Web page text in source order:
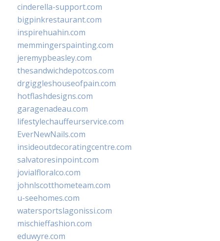
cinderella-support.com
bigpinkrestaurant.com
inspirehuahin.com
memmingerspainting.com
jeremypbeasley.com
thesandwichdepotcos.com
drgiggleshouseofpain.com
hotflashdesigns.com
garagenadeau.com
lifestylechauffeurservice.com
EverNewNails.com
insideoutdecoratingcentre.com
salvatoresinpoint.com
jovialfloralco.com
johnlscotthometeam.com
u-seehomes.com
watersportslagonissi.com
mischieffashion.com
eduwyre.com